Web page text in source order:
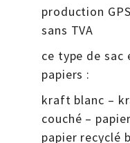
production
sans TVA
ce type de
papiers :
kraft blanc –
couché –
papier recyclé